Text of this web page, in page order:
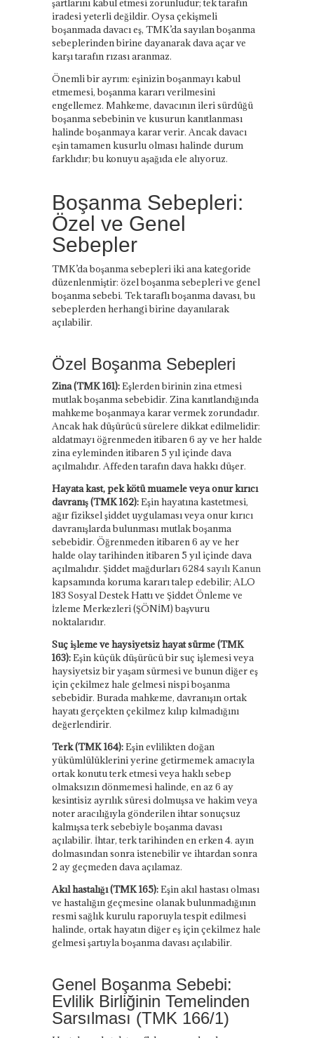
şartlarını kabul etmesi zorunludur; tek tarafın
iradesi yeterli değildir. Oysa çekişmeli
boşanmada davacı eş, TMK’da sayılan boşanma
sebeplerinden birine dayanarak dava açar ve
karşı tarafın rızası aranmaz.
Önemli bir ayrım: eşinizin boşanmayı kabul
etmemesi, boşanma kararı verilmesini
engellemez. Mahkeme, davacının ileri sürdüğü
boşanma sebebinin ve kusurun kanıtlanması
halinde boşanmaya karar verir. Ancak davacı
eşin tamamen kusurlu olması halinde durum
farklıdır; bu konuyu aşağıda ele alıyoruz.
Boşanma Sebepleri:
Özel ve Genel
Sebepler
TMK’da boşanma sebepleri iki ana kategoride
düzenlenmiştir: özel boşanma sebepleri ve genel
boşanma sebebi. Tek taraflı boşanma davası, bu
sebeplerden herhangi birine dayanılarak
açılabilir.
Özel Boşanma Sebepleri
Zina (TMK 161):Eşlerden birinin zina etmesi
mutlak boşanma sebebidir. Zina kanıtlandığında
mahkeme boşanmaya karar vermek zorundadır.
Ancak hak düşürücü sürelere dikkat edilmelidir:
aldatmayı öğrenmeden itibaren 6 ay ve her halde
zina eyleminden itibaren 5 yıl içinde dava
açılmalıdır. Affeden tarafın dava hakkı düşer.
Hayata kast, pek kötü muamele veya onur kırıcı
davranış (TMK 162):Eşin hayatına kastetmesi,
ağır fiziksel şiddet uygulaması veya onur kırıcı
davranışlarda bulunması mutlak boşanma
sebebidir. Öğrenmeden itibaren 6 ay ve her
halde olay tarihinden itibaren 5 yıl içinde dava
açılmalıdır. Şiddet mağdurları6284 sayılı Kanun
kapsamında koruma kararı talep edebilir; ALO
183 Sosyal Destek Hattı ve Şiddet Önleme ve
İzleme Merkezleri (ŞÖNİM) başvuru
noktalarıdır.
Suç işleme ve haysiyetsiz hayat sürme (TMK
163):Eşin küçük düşürücü bir suç işlemesi veya
haysiyetsiz bir yaşam sürmesi ve bunun diğer eş
için çekilmez hale gelmesi nispi boşanma
sebebidir. Burada mahkeme, davranışın ortak
hayatı gerçekten çekilmez kılıp kılmadığını
değerlendirir.
Terk (TMK 164):Eşin evlilikten doğan
yükümlülüklerini yerine getirmemek amacıyla
ortak konutu terk etmesi veya haklı sebep
olmaksızın dönmemesi halinde, en az 6 ay
kesintisiz ayrılık süresi dolmuşsa ve hakim veya
noter aracılığıyla gönderilen ihtar sonuçsuz
kalmışsa terk sebebiyle boşanma davası
açılabilir. İhtar, terk tarihinden en erken 4. ayın
dolmasından sonra istenebilir ve ihtardan sonra
2 ay geçmeden dava açılamaz.
Akıl hastalığı (TMK 165):Eşin akıl hastası olması
ve hastalığın geçmesine olanak bulunmadığının
resmi sağlık kurulu raporuyla tespit edilmesi
halinde, ortak hayatın diğer eş için çekilmez hale
gelmesi şartıyla boşanma davası açılabilir.
Genel Boşanma Sebebi:
Evlilik Birliğinin Temelinden
Sarsılması (TMK 166/1)